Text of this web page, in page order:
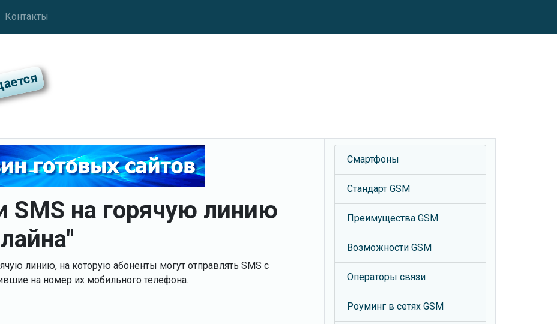
Контакты
SMS на горячую линию
линию, на которую абоненты могут отправлять SMS с
на номер их мобильного телефона.
Смартфоны
Стандарт GSM
Преимущества GSM
Возможности GSM
Операторы связи
Роуминг в сетях GSM